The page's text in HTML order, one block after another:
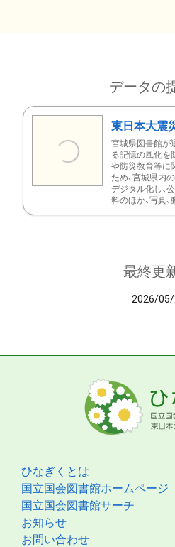
データの
東日本大震
宮城県図書館が
る記憶の風化を
や防災教育等に
ため、宮城県内
デジタル化し、
料のほか、写真、
最終更
2026/05/
ひなぎくとは
国立国会図書館ホームページ
国立国会図書館サーチ
お知らせ
お問い合わせ